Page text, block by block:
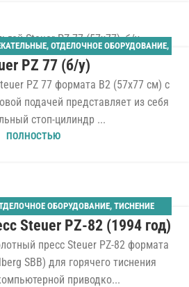
, ОТДЕЛОЧНОЕ ОБОРУДОВАНИЕ,
,ТИСНЕНИЕ ФОЛЬГОЙ
PZ 77 (б/у)
PZ 77 формата B2 (57x77 см) с
подачей представляет из себя
стоп-цилиндр ...
ПОЛНОСТЬЮ
ОБОРУДОВАНИЕ, ТИСНЕНИЕ
ФОЛЬГОЙ
Steuer PZ-82 (1994 год)
пресс Steuer PZ-82 формата
SBB) для горячего тиснения
приводко...